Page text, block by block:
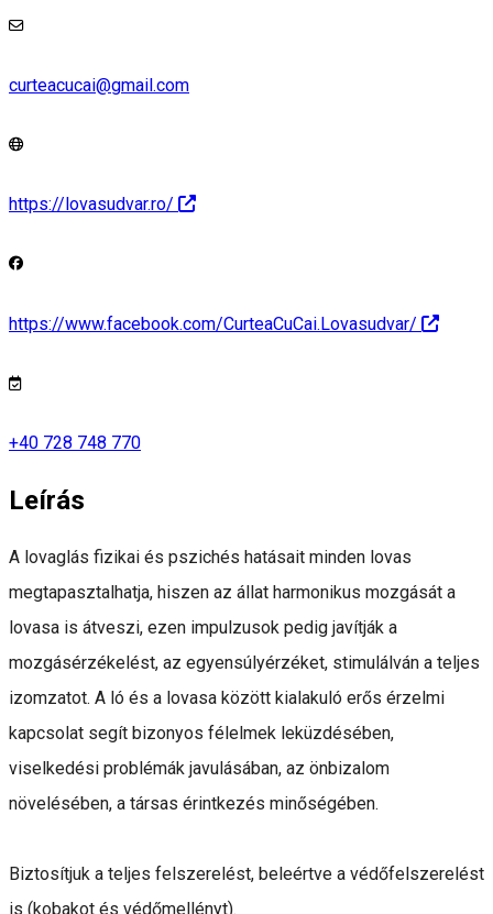
curteacucai@gmail.com
https://lovasudvar.ro/
https://www.facebook.com/CurteaCuCai.Lovasudvar/
+40 728 748 770
Leírás
A lovaglás fizikai és pszichés hatásait minden lovas
megtapasztalhatja, hiszen az állat harmonikus mozgását a
lovasa is átveszi, ezen impulzusok pedig javítják a
mozgásérzékelést, az egyensúlyérzéket, stimulálván a teljes
izomzatot. A ló és a lovasa között kialakuló erős érzelmi
kapcsolat segít bizonyos félelmek leküzdésében,
viselkedési problémák javulásában, az önbizalom
növelésében, a társas érintkezés minőségében.
Biztosítjuk a teljes felszerelést, beleértve a védőfelszerelést
is (kobakot és védőmellényt).